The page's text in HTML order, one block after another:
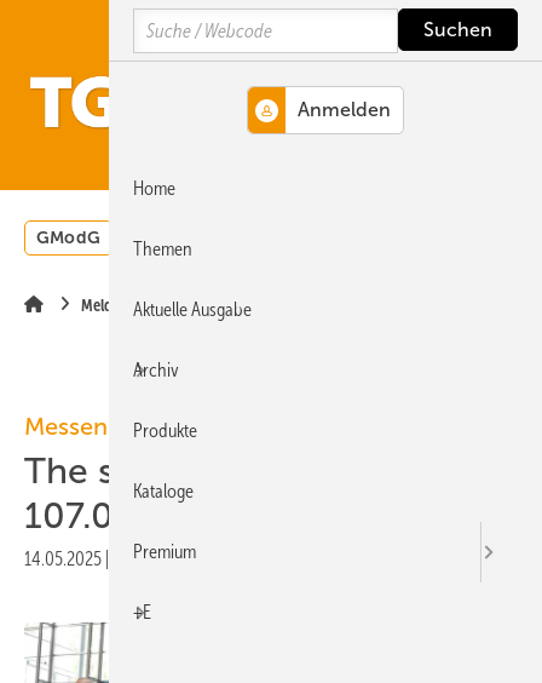
Hauptinhalt
Hauptmenü
SiteSearch
GModG Wärmepumpe
Meldungen
Messen
The smarter E Europe 2025:
107.000 Be­su­cher
14.05.2025 Druckvorschau
Search
Home
Themen
Aktuelle Ausgabe
Archiv
Produkte
Kataloge
Premium
+E